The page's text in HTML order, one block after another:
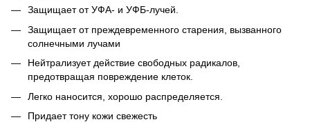
Защищает от УФА- и УФБ-лучей.
Защищает от преждевременного старения, вызванного
солнечными лучами
Нейтрализует действие свободных радикалов,
предотвращая повреждение клеток.
Легко наносится, хорошо распределяется.
Придает тону кожи свежесть